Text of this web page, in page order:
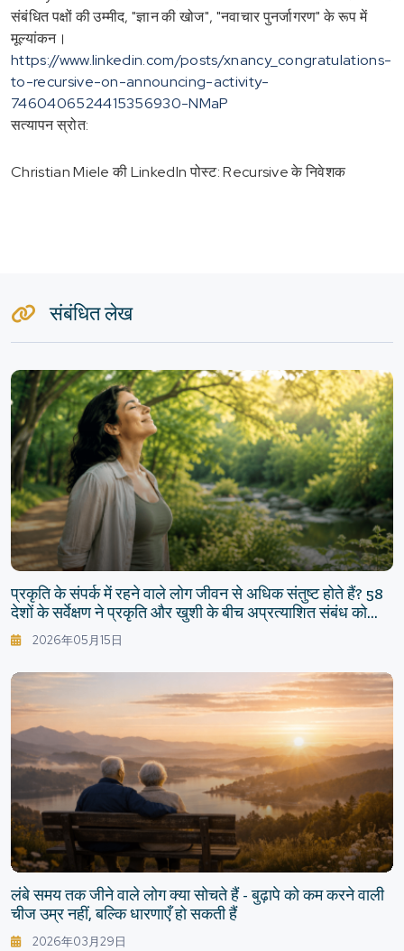
संबंधित पक्षों की उम्मीद, "ज्ञान की खोज", "नवाचार पुनर्जागरण" के रूप में
मूल्यांकन।
https://www.linkedin.com/posts/xnancy_congratulations-
to-recursive-on-announcing-activity-
7460406524415356930-NMaP
सत्यापन स्रोत:
Christian Miele की LinkedIn पोस्ट: Recursive के निवेशक
संबंधित लेख
प्रकृति के संपर्क में रहने वाले लोग जीवन से अधिक संतुष्ट होते हैं? 58
देशों के सर्वेक्षण ने प्रकृति और खुशी के बीच अप्रत्याशित संबंध को
दिखाया2026年05月15日
लंबे समय तक जीने वाले लोग क्या सोचते हैं - बुढ़ापे को कम करने वाली
चीज उम्र नहीं, बल्कि धारणाएँ हो सकती हैं
2026年03月29日